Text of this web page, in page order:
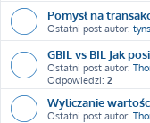
Pomysł na
Ostatni post autor:
GBIL vs BIL Jak
Ostatni post autor:
Odpowiedzi: 2
Wyliczanie
Ostatni post autor: